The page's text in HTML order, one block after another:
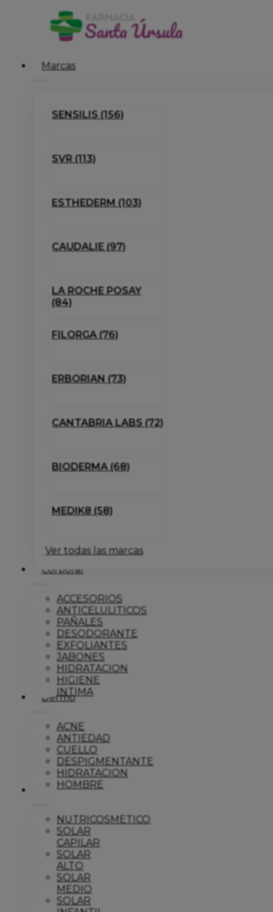
Marcas
SENSILIS (156)
SVR (113)
ESTHEDERM (103)
CAUDALIE (97)
LA ROCHE POSAY
(84)
FILORGA (76)
ERBORIAN (73)
CANTABRIA LABS (72)
BIODERMA (68)
MEDIK8 (58)
Ver todas las marcas
Corporal
ACCESORIOS
ANTICELULITICOS
PAÑALES
DESODORANTE
EXFOLIANTES
JABONES
HIDRATACION
HIGIENE
INTIMA
Dermo
ACNE
ANTIEDAD
CUELLO
DESPIGMENTANTE
HIDRATACION
HOMBRE
Solar
NUTRICOSMETICO
SOLAR
CAPILAR
SOLAR
ALTO
SOLAR
MEDIO
SOLAR